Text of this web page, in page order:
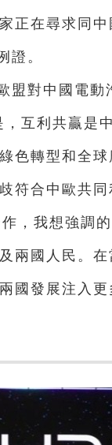
正在尋求同中
證。
盟對中國電動
互利共贏是
色轉型和全
符合中歐共同
，我想強調
兩國人民。
國發展注入更